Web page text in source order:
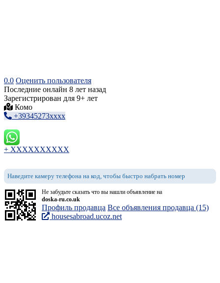
0.0 Оценить пользователя
Последние онлайн 8 лет назад
Зарегистрирован для 9+ лет
Комо
+39345273xxxx
+ XXXXXXXXXX
Наведите камеру телефона на код, чтобы быстро набрать номер
Не забудьте сказать что вы нашли объявление на
doska-ru.co.uk
Профиль продавца Все объявления продавца (15)
housesabroad.ucoz.net